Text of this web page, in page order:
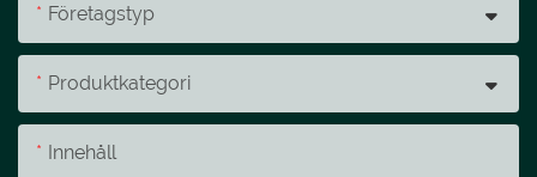
Företagstyp
Produktkategori
Innehåll